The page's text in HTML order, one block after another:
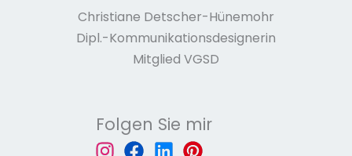
Christiane Detscher-Hünemohr
Dipl.-Kommunikations­designerin
Mitglied VGSD
Folgen Sie mir